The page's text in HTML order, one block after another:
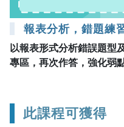
報表分析，錯題練
以報表形式分析錯誤題型
專區，再次作答，強化弱點
此課程可獲得